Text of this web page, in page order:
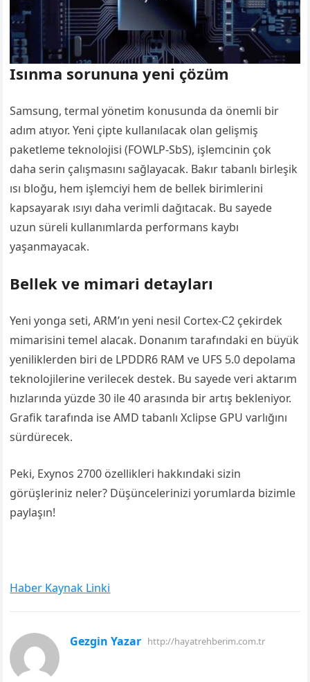
Isınma sorununa yeni çözüm
Samsung, termal yönetim konusunda da önemli bir
adım atıyor. Yeni çipte kullanılacak olan gelişmiş
paketleme teknolojisi (FOWLP-SbS), işlemcinin çok
daha serin çalışmasını sağlayacak. Bakır tabanlı birleşik
ısı bloğu, hem işlemciyi hem de bellek birimlerini
kapsayarak ısıyı daha verimli dağıtacak. Bu sayede
uzun süreli kullanımlarda performans kaybı
yaşanmayacak.
Bellek ve mimari detayları
Yeni yonga seti, ARM’ın yeni nesil Cortex-C2 çekirdek
mimarisini temel alacak. Donanım tarafındaki en büyük
yeniliklerden biri de LPDDR6 RAM ve UFS 5.0 depolama
teknolojilerine verilecek destek. Bu sayede veri aktarım
hızlarında yüzde 30 ile 40 arasında bir artış bekleniyor.
Grafik tarafında ise AMD tabanlı Xclipse GPU varlığını
sürdürecek.
Peki, Exynos 2700 özellikleri hakkındaki sizin
görüşleriniz neler? Düşüncelerinizi yorumlarda bizimle
paylaşın!
Haber Kaynak Linki
Gezgin Yazar http://hayatrehberim.com.tr